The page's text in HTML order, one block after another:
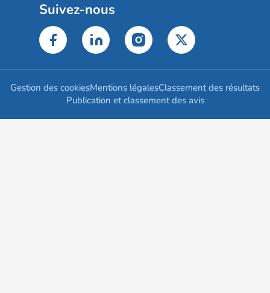
Suivez-nous
Gestion des cookiesMentions légalesClassement des résultats
Publication et classement des avis